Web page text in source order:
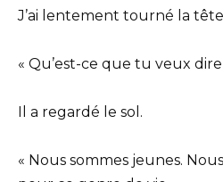
J’ai lentement tourné la
« Qu’est-ce que tu veux dire
Il a regardé le sol.
« Nous sommes jeunes.